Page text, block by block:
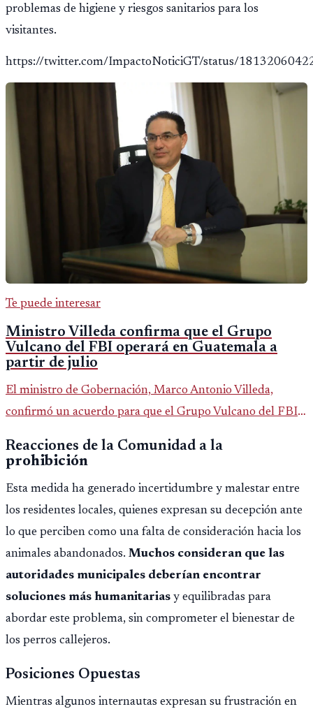
problemas de higiene y riesgos sanitarios para los
visitantes.
https://twitter.com/ImpactoNoticiGT/status/
Te puede interesar
Ministro Villeda confirma que el Grupo
Vulcano del FBI operará en Guatemala a
partir de julio
El ministro de Gobernación, Marco Antonio Villeda,
confirmó un acuerdo para que el Grupo Vulcano del FBI
fallido con la administración anterior del Ministerio
Reacciones de la Comunidad a la
prohibición
Esta medida ha generado incertidumbre y malestar entre
los residentes locales, quienes expresan su decepción ante
lo que perciben como una falta de consideración hacia los
animales abandonados. Muchos consideran que las
autoridades municipales deberían encontrar
soluciones más humanitarias y equilibradas para
abordar este problema, sin comprometer el bienestar de
los perros callejeros.
Posiciones Opuestas
Mientras algunos internautas expresan su frustración en